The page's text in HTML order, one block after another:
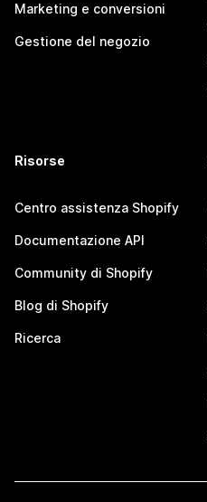
Marketing e conversioni
Gestione del negozio
Risorse
Centro assistenza Shopify
Documentazione API
Community di Shopify
Blog di Shopify
Ricerca